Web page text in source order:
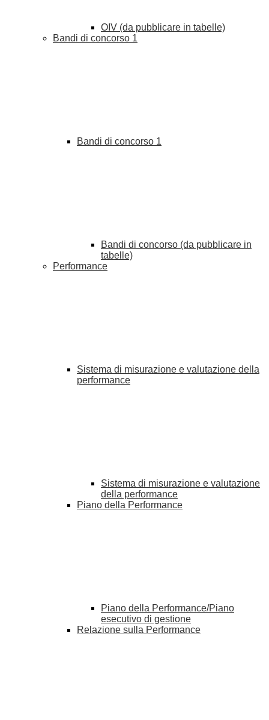
OIV (da pubblicare in tabelle)
Bandi di concorso 1
Bandi di concorso 1
Bandi di concorso (da pubblicare in
tabelle)
Performance
Sistema di misurazione e valutazione della
performance
Sistema di misurazione e valutazione
della performance
Piano della Performance
Piano della Performance/Piano
esecutivo di gestione
Relazione sulla Performance